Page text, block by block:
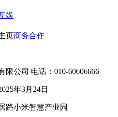
娱
页商务合作
公司 电话：010-60606666
年3月24日
路小米智慧产业园